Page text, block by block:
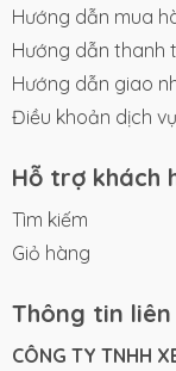
Hướng dẫn mua
Hướng dẫn thanh
Hướng dẫn giao
Điều khoản dịch vụ
Hỗ trợ khách
Tìm kiếm
Giỏ hàng
Thông tin liên
CÔNG TY TNHH